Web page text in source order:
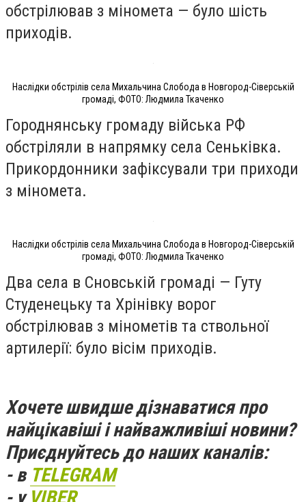
обстрілював з міномета — було шість
приходів.
Наслідки обстрілів села Михальчина Слобода в Новгород-Сіверській
громаді, ФОТО: Людмила Ткаченко
Городнянську громаду війська РФ
обстріляли в напрямку села Сеньківка.
Прикордонники зафіксували три приходи
з міномета.
Наслідки обстрілів села Михальчина Слобода в Новгород-Сіверській
громаді, ФОТО: Людмила Ткаченко
Два села в Сновській громаді — Гуту
Студенецьку та Хрінівку ворог
обстрілював з мінометів та ствольної
артилерії: було вісім приходів.
Хочете швидше дізнаватися про
найцікавіші і найважливіші новини?
Приєднуйтесь до наших каналів:
- в TELEGRAM